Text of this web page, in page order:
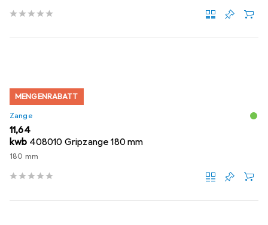
MENGENRABATT
Zange
EUR
11,64
kwb 408010 Gripzange 180 mm
180 mm